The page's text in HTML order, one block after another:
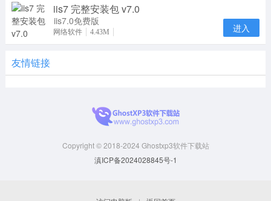
新。它包含了
许多
iis7 完整安装包 v7.0
iis7.0免费版
是微软Web
网络软件 4.43M 进入
友情链接
Copyright © 2018-2024 Ghostxp3软件下载站
滇ICP备2024028845号-1